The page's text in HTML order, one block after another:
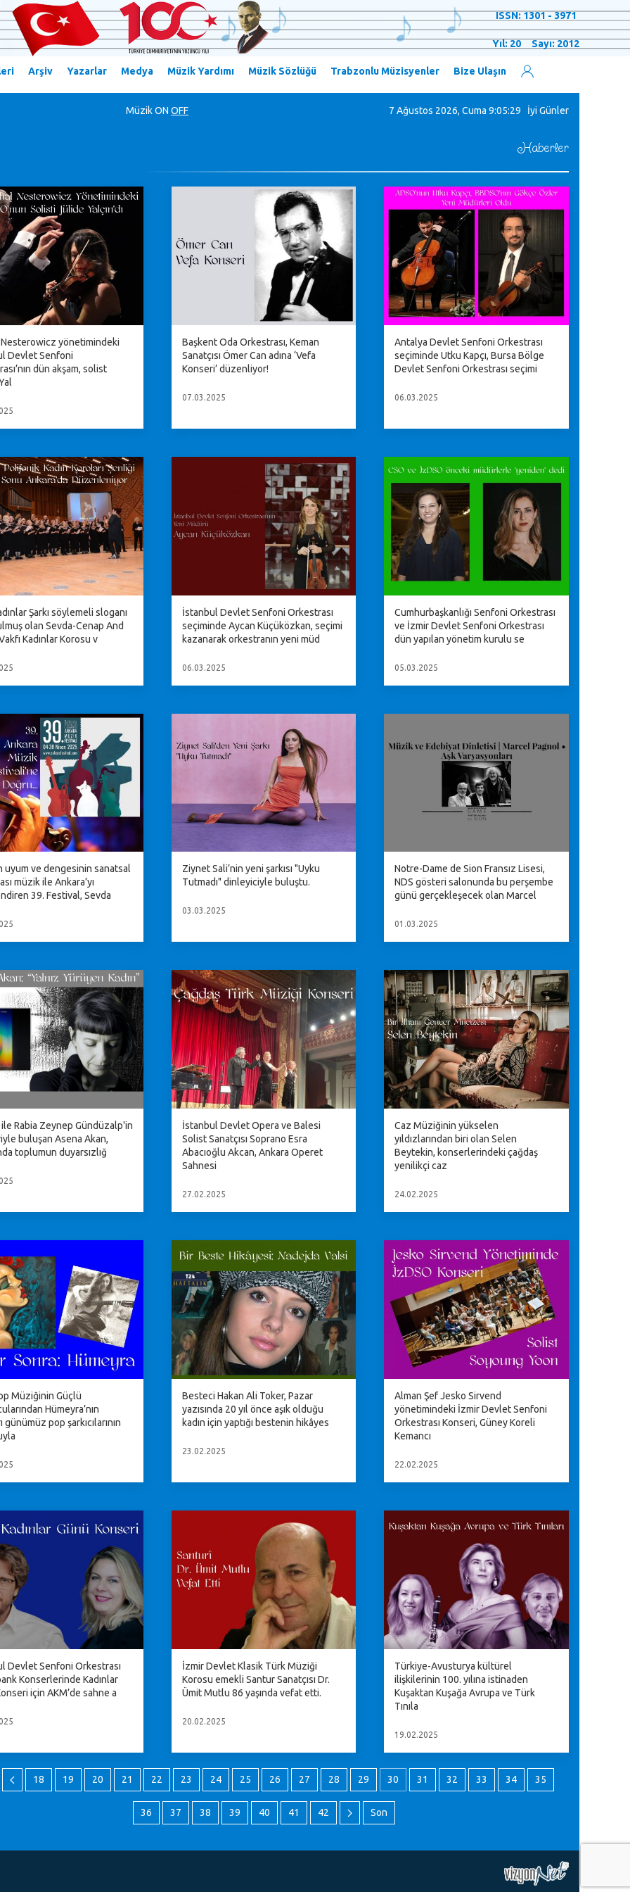
ISSN: 1301 - 3971
Yıl: 20 Sayı: 2012
Arşiv Yazarlar Medya Müzik Yardımı Müzik Sözlüğü Trabzonlu Müzisyenler Bize Ulaşın
MüzikON OFF 7 Ağustos 2026, Cuma 9:05:32 İyi Günler
Haberler
yönetimindeki
Devlet Senfoni
dün akşam, solist
Başkent Oda Orkestrası, Keman
Sanatçısı Ömer Can adına ‘Vefa
Konseri’ düzenliyor!
07.03.2025
Antalya Devlet Senfoni Orkestrası
seçiminde Utku Kapçı, Bursa Bölge
Devlet Senfoni Orkestrası seçimi
06.03.2025
Şarkı söylemeli sloganı
olan Sevda-Cenap And
Kadınlar Korosu v
İstanbul Devlet Senfoni Orkestrası
seçiminde Aycan Küçüközkan, seçimi
kazanarak orkestranın yeni müd
06.03.2025
Cumhurbaşkanlığı Senfoni Orkestrası
ve İzmir Devlet Senfoni Orkestrası
dün yapılan yönetim kurulu se
05.03.2025
uyum ve dengesinin sanatsal
müzik ile Ankara’yı
39. Festival, Sevda
Ziynet Sali’nin yeni şarkısı "Uyku
Tutmadı" dinleyiciyle buluştu.
03.03.2025
Notre-Dame de Sion Fransız Lisesi,
NDS gösteri salonunda bu perşembe
günü gerçekleşecek olan Marcel
01.03.2025
Rabia Zeynep Gündüzalp'in
buluşan Asena Akan,
toplumun duyarsızlığ
İstanbul Devlet Opera ve Balesi
Solist Sanatçısı Soprano Esra
Abacıoğlu Akcan, Ankara Operet
Sahnesi
27.02.2025
Caz Müziğinin yükselen
yıldızlarından biri olan Selen
Beytekin, konserlerindeki çağdaş
yenilikçi caz
24.02.2025
Müziğinin Güçlü
Hümeyra’nın
günümüz pop şarkıcılarının
Besteci Hakan Ali Toker, Pazar
yazısında 20 yıl önce aşık olduğu
kadın için yaptığı bestenin hikâyes
23.02.2025
Alman Şef Jesko Sirvend
yönetimindeki İzmir Devlet Senfoni
Orkestrası Konseri, Güney Koreli
Kemancı
22.02.2025
Devlet Senfoni Orkestrası
Konserlerinde Kadınlar
için AKM’de sahne a
İzmir Devlet Klasik Türk Müziği
Korosu emekli Santur Sanatçısı Dr.
Ümit Mutlu 86 yaşında vefat etti.
20.02.2025
Türkiye-Avusturya kültürel
ilişkilerinin 100. yılına istinaden
Kuşaktan Kuşağa Avrupa ve Türk
Tınıla
19.02.2025
18 19 20 21 22 23 24 25 26 27 28 29 30 31 32 33 34 35
36 37 38 39 40 41 42 Son